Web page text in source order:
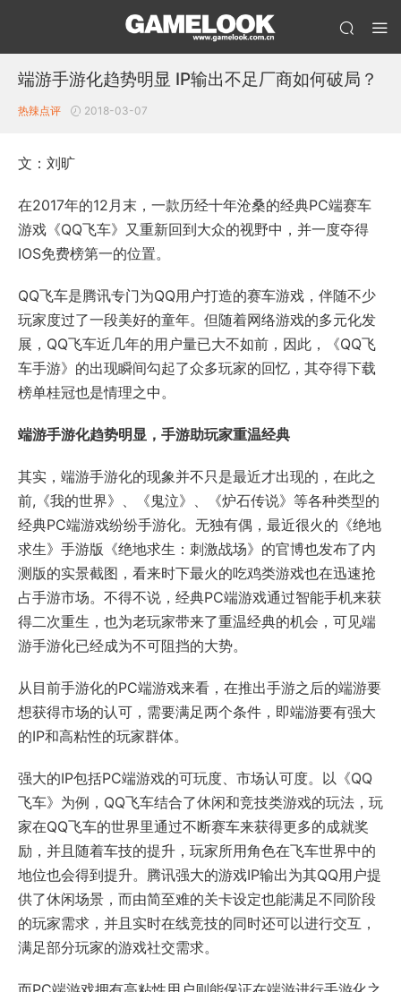
端游手游化趋势明显 IP输出不足厂商如何破局？
热辣点评 2018-03-07
文：刘旷
在2017年的12月末，一款历经十年沧桑的经典PC端赛车
游戏《QQ飞车》又重新回到大众的视野中，并一度夺得
IOS免费榜第一的位置。
QQ飞车是腾讯专门为QQ用户打造的赛车游戏，伴随不少
玩家度过了一段美好的童年。但随着网络游戏的多元化发
展，QQ飞车近几年的用户量已大不如前，因此，《QQ飞
车手游》的出现瞬间勾起了众多玩家的回忆，其夺得下载
榜单桂冠也是情理之中。
端游手游化趋势明显，手游助玩家重温经典
其实，端游手游化的现象并不只是最近才出现的，在此之
前,《我的世界》、《鬼泣》、《炉石传说》等各种类型的
经典PC端游戏纷纷手游化。无独有偶，最近很火的《绝地
求生》手游版《绝地求生：刺激战场》的官博也发布了内
测版的实景截图，看来时下最火的吃鸡类游戏也在迅速抢
占手游市场。不得不说，经典PC端游戏通过智能手机来获
得二次重生，也为老玩家带来了重温经典的机会，可见端
游手游化已经成为不可阻挡的大势。
从目前手游化的PC端游戏来看，在推出手游之后的端游要
想获得市场的认可，需要满足两个条件，即端游要有强大
的IP和高粘性的玩家群体。
强大的IP包括PC端游戏的可玩度、市场认可度。以《QQ
飞车》为例，QQ飞车结合了休闲和竞技类游戏的玩法，玩
家在QQ飞车的世界里通过不断赛车来获得更多的成就奖
励，并且随着车技的提升，玩家所用角色在飞车世界中的
地位也会得到提升。腾讯强大的游戏IP输出为其QQ用户提
供了休闲场景，而由简至难的关卡设定也能满足不同阶段
的玩家需求，并且实时在线竞技的同时还可以进行交互，
满足部分玩家的游戏社交需求。